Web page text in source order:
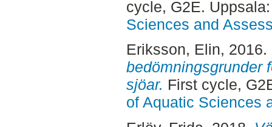
cycle, G2E.
Sciences and
Eriksson, Elin, 2016.
bedömningsgrunder
sjöar. First cycle,
of Aquatic Sciences